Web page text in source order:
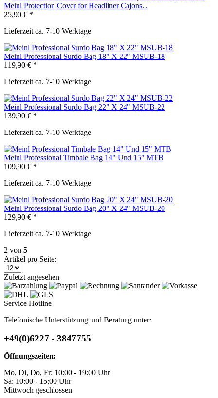
Meinl Protection Cover for Headliner Cajons...
25,90 € *
Lieferzeit ca. 7-10 Werktage
Meinl Professional Surdo Bag 18" X 22" MSUB-18
119,90 € *
Lieferzeit ca. 7-10 Werktage
Meinl Professional Surdo Bag 22" X 24" MSUB-22
139,90 € *
Lieferzeit ca. 7-10 Werktage
Meinl Professional Timbale Bag 14" Und 15" MTB
109,90 € *
Lieferzeit ca. 7-10 Werktage
Meinl Professional Surdo Bag 20" X 24" MSUB-20
129,90 € *
Lieferzeit ca. 7-10 Werktage
2 von 5
Artikel pro Seite:
Zuletzt angesehen
Service Hotline
Telefonische Unterstützung und Beratung unter:
+49(0)6227 - 3847755
Öffnungszeiten:
Mo, Di, Do, Fr: 10:00 - 19:00 Uhr
Sa: 10:00 - 15:00 Uhr
Mittwoch geschlossen